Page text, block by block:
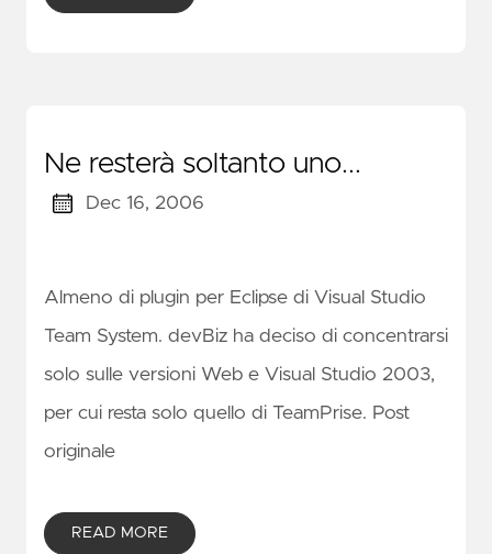
Ne resterà soltanto uno...
Dec 16, 2006
Almeno di plugin per Eclipse di Visual Studio
Team System. devBiz ha deciso di concentrarsi
solo sulle versioni Web e Visual Studio 2003,
per cui resta solo quello di TeamPrise. Post
originale
READ MORE